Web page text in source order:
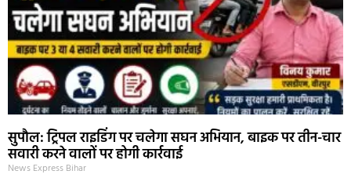
सुपौल: ट्रिपल राइडिंग पर चलेगा सघन अभियान, बाइक पर तीन-चार
सवारी करने वालों पर होगी कार्रवाई
News Express Bihar